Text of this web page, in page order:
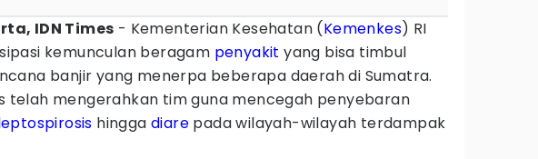
IDN Times - Kementerian Kesehatan (Kemenkes) RI
kemunculan beragam penyakit yang bisa timbul
banjir yang menerpa beberapa daerah di Sumatra.
telah mengerahkan tim guna mencegah penyebaran
hinggadiare pada wilayah-wilayah terdampak